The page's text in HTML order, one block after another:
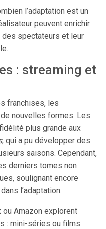
l’adaptation est un
peuvent enrichir
spectateurs et leur
: streaming et
franchises, les
nouvelles formes. Les
plus grande aux
, qui a pu développer des
saisons. Cependant,
derniers tomes non
soulignant encore
l’adaptation.
Amazon explorent
: mini-séries ou films